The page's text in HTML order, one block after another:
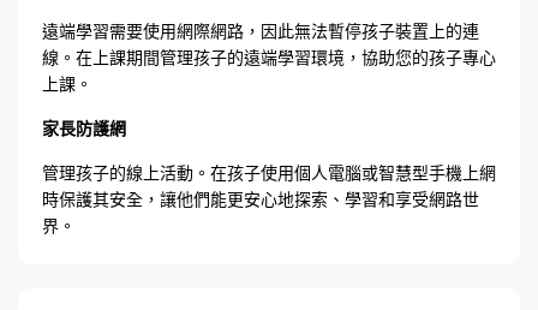
遠端學習需要使用網際網路，因此無法暫停孩子裝置上的連
線。在上課期間管理孩子的遠端學習環境，協助您的孩子專心
上課。
家長防護網
管理孩子的線上活動。在孩子使用個人電腦或智慧型手機上網
時保護其安全，讓他們能更安心地探索、學習和享受網路世
界。